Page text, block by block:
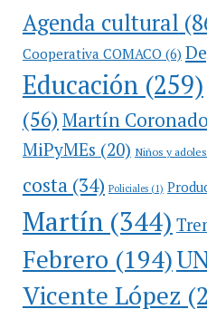
Agenda cultural
Cooperativa COMACO(6)
Educación(259)
(56)Martín Coronado
MiPyMEs (20) Niños y
costa(34) Policiales(1)
Martín(344)
Febrero (194)
Vicente López